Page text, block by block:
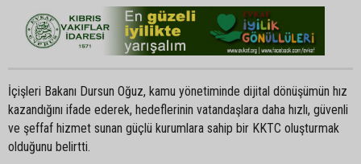
İçişleri Bakanı Dursun Oğuz, kamu yönetiminde dijital dönüşümün hız
kazandığını ifade ederek, hedeflerinin vatandaşlara daha hızlı, güvenli
ve şeffaf hizmet sunan güçlü kurumlara sahip bir KKTC oluşturmak
olduğunu belirtti.